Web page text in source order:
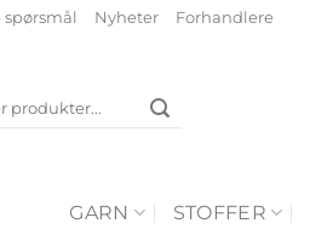
Nyheter Forhandlere
GARN STOFFER